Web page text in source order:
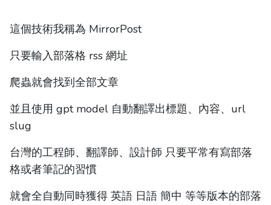
這個技術我稱為 MirrorPost
只要輸入部落格 rss 網址
爬蟲就會找到全部文章
並且使用 gpt model 自動翻譯出標題、內容、url
slug
台灣的工程師、翻譯師、設計師 只要平常有寫部落
格或者筆記的習慣
就會全自動同時獲得 英語 日語 簡中 等等版本的部落